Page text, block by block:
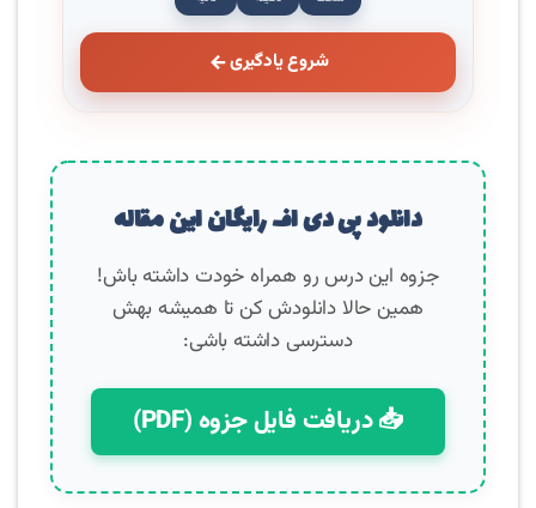
شروع یادگیری
دانلود پی دی اف رایگان این مقاله
جزوه این درس رو همراه خودت داشته باش!
همین حالا دانلودش کن تا همیشه بهش
دسترسی داشته باشی:
📥 دریافت فایل جزوه (PDF)